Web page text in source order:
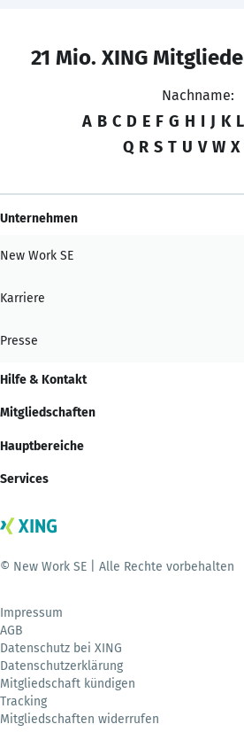
21 Mio. XING
Nachname:
A B C D E F G H I J K L
Q R S T U V W X
Unternehmen
New Work SE
Karriere
Presse
Hilfe & Kontakt
Mitgliedschaften
Hauptbereiche
Services
© New Work SE | Alle Rechte vorbehalten
Impressum
AGB
Datenschutz bei XING
Datenschutzerklärung
Mitgliedschaft kündigen
Tracking
Mitgliedschaften widerrufen